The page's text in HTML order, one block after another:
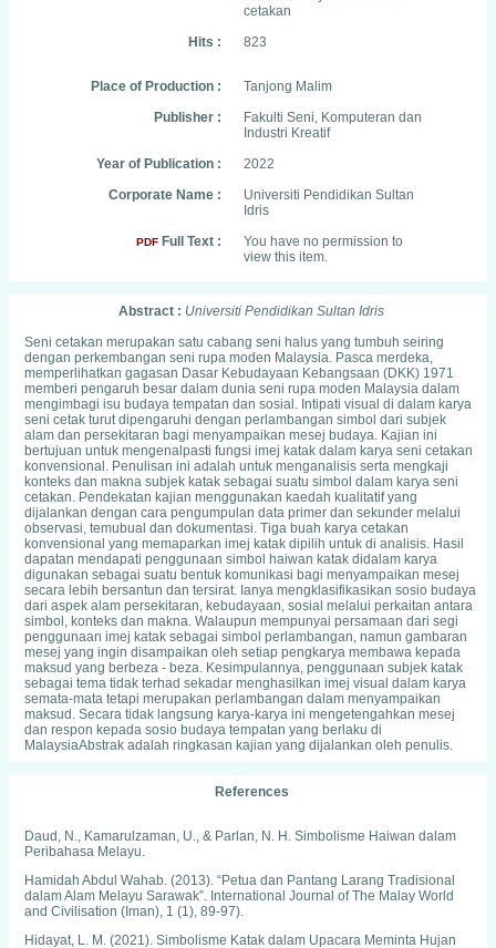
cetakan
Hits :
823
Place of Production :
Tanjong Malim
Publisher :
Fakulti Seni, Komputeran dan
Industri Kreatif
Year of Publication :
2022
Corporate Name :
Universiti Pendidikan Sultan
Idris
PDF Full Text :
You have no permission to
view this item.
Abstract : Universiti Pendidikan Sultan Idris
Seni cetakan merupakan satu cabang seni halus yang tumbuh seiring
dengan perkembangan seni rupa moden Malaysia. Pasca merdeka,
memperlihatkan gagasan Dasar Kebudayaan Kebangsaan (DKK) 1971
memberi pengaruh besar dalam dunia seni rupa moden Malaysia dalam
mengimbagi isu budaya tempatan dan sosial. Intipati visual di dalam karya
seni cetak turut dipengaruhi dengan perlambangan simbol dari subjek
alam dan persekitaran bagi menyampaikan mesej budaya. Kajian ini
bertujuan untuk mengenalpasti fungsi imej katak dalam karya seni cetakan
konvensional. Penulisan ini adalah untuk menganalisis serta mengkaji
konteks dan makna subjek katak sebagai suatu simbol dalam karya seni
cetakan. Pendekatan kajian menggunakan kaedah kualitatif yang
dijalankan dengan cara pengumpulan data primer dan sekunder melalui
observasi, temubual dan dokumentasi. Tiga buah karya cetakan
konvensional yang memaparkan imej katak dipilih untuk di analisis. Hasil
dapatan mendapati penggunaan simbol haiwan katak didalam karya
digunakan sebagai suatu bentuk komunikasi bagi menyampaikan mesej
secara lebih bersantun dan tersirat. Ianya mengklasifikasikan sosio budaya
dari aspek alam persekitaran, kebudayaan, sosial melalui perkaitan antara
simbol, konteks dan makna. Walaupun mempunyai persamaan dari segi
penggunaan imej katak sebagai simbol perlambangan, namun gambaran
mesej yang ingin disampaikan oleh setiap pengkarya membawa kepada
maksud yang berbeza - beza. Kesimpulannya, penggunaan subjek katak
sebagai tema tidak terhad sekadar menghasilkan imej visual dalam karya
semata-mata tetapi merupakan perlambangan dalam menyampaikan
maksud. Secara tidak langsung karya-karya ini mengetengahkan mesej
dan respon kepada sosio budaya tempatan yang berlaku di
MalaysiaAbstrak adalah ringkasan kajian yang dijalankan oleh penulis.
References
Daud, N., Kamarulzaman, U., & Parlan, N. H. Simbolisme Haiwan dalam
Peribahasa Melayu.
Hamidah Abdul Wahab. (2013). “Petua dan Pantang Larang Tradisional
dalam Alam Melayu Sarawak”. International Journal of The Malay World
and Civilisation (Iman), 1 (1), 89-97).
Hidayat, L. M. (2021). Simbolisme Katak dalam Upacara Meminta Hujan